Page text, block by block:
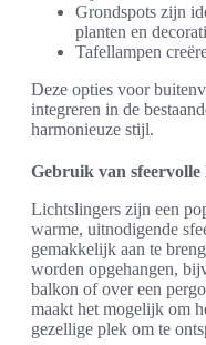
Grondspots zijn
planten en
Tafellampen
Deze opties voor
integreren in de
harmonieuze stijl.
Gebruik van sfeervolle
Lichtslingers zijn een
warme, uitnodigende
gemakkelijk aan te
worden opgehangen,
balkon of over een
maakt het mogelijk om
gezellige plek om te